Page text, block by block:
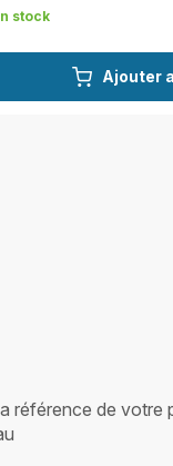
Ajouter
stock
référence de votre